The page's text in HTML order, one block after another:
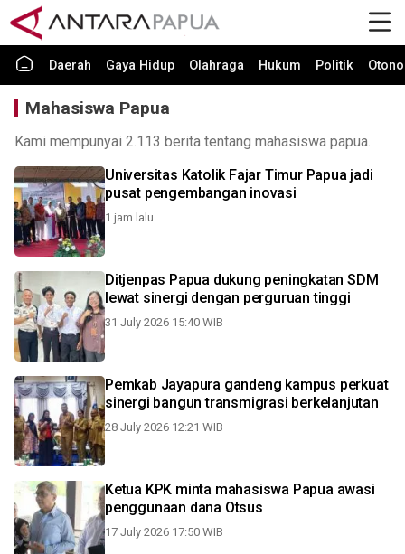
Daerah Gaya Hidup Olahraga Hukum Politik
Mahasiswa Papua
Kami mempunyai 2.113 berita tentang mahasiswa papua.
Universitas Katolik Fajar Timur Papua jadi
pusat pengembangan inovasi
1 jam lalu
Ditjenpas Papua dukung peningkatan SDM
lewat sinergi dengan perguruan tinggi
31 July 2026 15:40 WIB
Pemkab Jayapura gandeng kampus perkuat
sinergi bangun transmigrasi berkelanjutan
28 July 2026 12:21 WIB
Ketua KPK minta mahasiswa Papua awasi
penggunaan dana Otsus
17 July 2026 17:50 WIB